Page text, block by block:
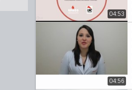
04:53
04:56